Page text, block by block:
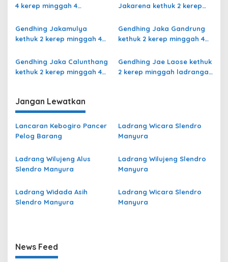
4 kerep minggah 4
Giyak-Giyak Slendro 9
Jakarena kethuk 2 kerep
Slendro 9
Gendhing Jakamulya
kethuk 2 kerep minggah 4
Slendro 9
Gendhing Jaka Gandrung
kethuk 2 kerep minggah 4
Gendhing Jaka Calunthang
kethuk 2 kerep minggah 4
9
Gendhing Jae Laose kethuk
2 kerep minggah ladrangan
Jangan Lewatkan
Lancaran Kebogiro Pancer
Pelog Barang
Ladrang Wicara Slendro
Manyura
Ladrang Wilujeng Alus
Slendro Manyura
Ladrang Wilujeng Slendro
Manyura
Ladrang Widada Asih
Slendro Manyura
Ladrang Wicara Slendro
Manyura
News Feed